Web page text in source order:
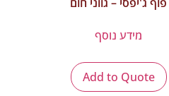
מידע נוסף
Add to Quote